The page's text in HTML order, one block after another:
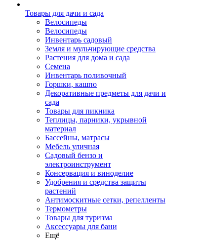
Товары для дачи и сада
Велосипеды
Велосипеды
Инвентарь садовый
Земля и мульчирующие средства
Растения для дома и сада
Семена
Инвентарь поливочный
Горшки, кашпо
Декоративные предметы для дачи и
сада
Товары для пикника
Теплицы, парники, укрывной
материал
Бассейны, матрасы
Мебель уличная
Садовый бензо и
электроинструмент
Консервация и виноделие
Удобрения и средства защиты
растений
Антимоскитные сетки, репелленты
Термометры
Товары для туризма
Аксессуары для бани
Ещё